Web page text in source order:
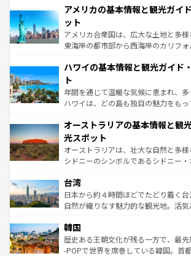
ンツ一覧を参照してほしい。
の建物がそのまま残る町や、スイスな
博物館もあり、アルプス観光だけでな
ことができる。国民の所得が高いため
者向けの交通パス提供のサービスも
着のスイス情報はコンテンツ一覧を参
アメリカの基本情報と観光ガイ
ット
アメリカ合衆国は、広大な土地と多様
東海岸の都市部から西海岸のカリフ
のような巨大都市は、観光、ショッピ
ンメントが詰まった刺激的なスポット
西部には大自然が広がり、グランド
ストーン国立公園といった絶景が堪
文化が魅力。旅行者はアメリカの各地
しみながら、その多様性と豊かな歴史
るだろう。車でのロードトリップや列
ならではの贅沢な旅のスタイルだ。 なお、新着のアメリカ
情報は コンテンツ一覧 を参照してほ
ハワイの基本情報と観光ガイド
ト
年間を通じて温暖な気候に恵まれ、
ハワイは、どの島も独自の魅力をも
ワイ島は見逃せない。また、定番の観
島だが、静かな自然を求めるならマウ
おすすめ。エメラルドグリーンに輝く
文化や歴史が息づいている。「アロ
人々、おいしいローカルフードやハワ
ク、伝統的なフラダンスなど、すべ
っている。訪れるたびに新しい発見と
はコンテンツ一覧
オーストラリアの基本情報と観
光スポット
オーストラリアは、壮大な自然と多様
シドニーのシンボルであるシドニー
リアリーフや大陸中央部にそびえるウ
ク）、タスマニアの美しい原生林や
ど、見どころがたくさん。また、カ
いる。アクティビティも充実しており
ビング、ハイキングなど、アウトド
い。オーストラリアの多彩な魅力を
台湾
日本から約４時間ほどでたどり着く
自然が織りなす魅力的な観光地。活
ン）、静ひつな山岳地帯である台湾東
と山間の静けさが共存しており、訪
驚きをもたらしてくれる。また、奥
韓国
歴史ある王朝文化が残る一方で、最
-POPで世界を席巻している韓国。首